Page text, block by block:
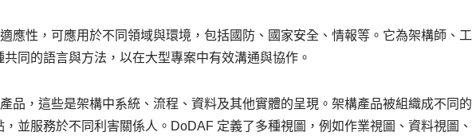
應性，可應用於不同領域與環境，包括國防、國家安全、情報等。它為架構師、工
同的語言與方法，以在大型專案中有效溝通與協作。
品，這些是架構中系統、流程、資料及其他實體的呈現。架構產品被組織成不同的
並服務於不同利害關係人。DoDAF 定義了多種視圖，例如作業視圖、資料視圖、